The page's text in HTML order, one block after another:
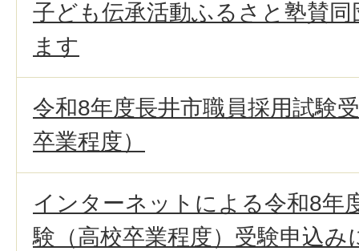
子ども伝承活動ふるさと塾賛
ます
令和8年度長井市職員採用試験
卒業程度）
インターネットによる令和8年
験（高校卒業程度）受験申込